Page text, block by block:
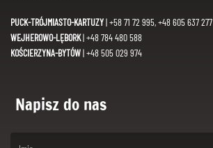
PUCK-TRÓJMIASTO-KARTUZY| +58 71 72 995, +48 605 637 277
WEJHEROWO-LĘBORK| +48 784 480 588
KOŚCIERZYNA-BYTÓW| +48 505 029 974
Napisz do nas